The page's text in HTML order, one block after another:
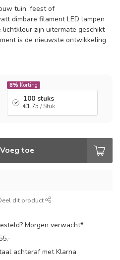
tuin, feest of
dimbare filament LED lampen
zijn uitermate geschikt
is de nieuwste ontwikkeling
8% Korting
100 stuks
€1,75 / Stuk
Voeg toe
dit product
Morgen verwacht*
achteraf met Klarna